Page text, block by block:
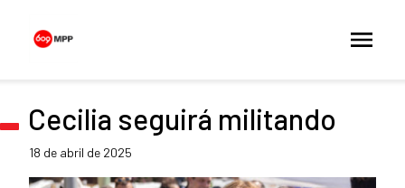
Cecilia seguirá militando
18 de abril de 2025